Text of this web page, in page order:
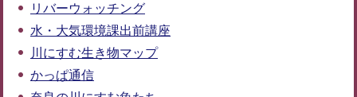
リバーウォッチング
水・大気環境課出前講座
川にすむ生き物マップ
かっぱ通信